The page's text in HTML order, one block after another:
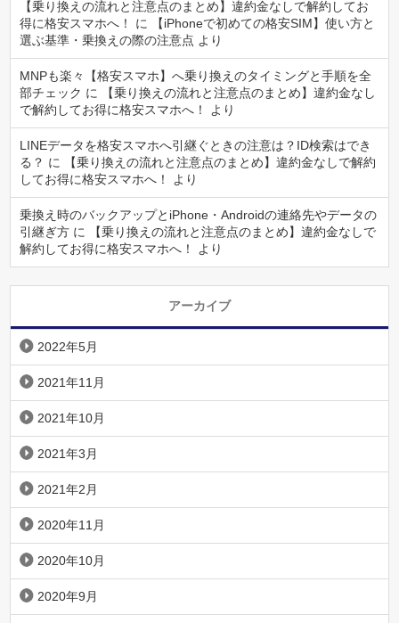
【乗り換えの流れと注意点のまとめ】違約金なしで解約してお
得に格安スマホへ！
に
【iPhoneで初めての格安SIM】使い方と
選ぶ基準・乗換えの際の注意点 より
MNPも楽々【格安スマホ】へ乗り換えのタイミングと手順を全
部チェック に
【乗り換えの流れと注意点のまとめ】違約金なし
で解約してお得に格安スマホへ！
より
LINEデータを格安スマホへ引継ぐときの注意は？ID検索はでき
る？ に
【乗り換えの流れと注意点のまとめ】違約金なしで解約
してお得に格安スマホへ！
より
乗換え時のバックアップとiPhone・Androidの連絡先やデータの
引継ぎ方 に
【乗り換えの流れと注意点のまとめ】違約金なしで
解約してお得に格安スマホへ！
より
アーカイブ
2022年5月
2021年11月
2021年10月
2021年3月
2021年2月
2020年11月
2020年10月
2020年9月